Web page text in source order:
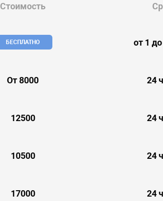
Стоимость
БЕСПЛАТНО от 1
От 8000 24
12500 24
10500 24
17000 24